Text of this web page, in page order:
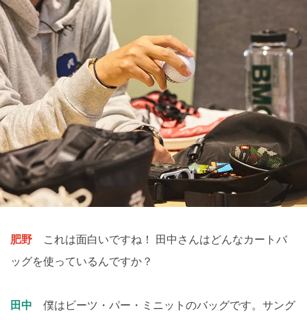
肥野 これは面白いですね！ 田中さんはどんなカートバ
ッグを使っているんですか？
田中 僕はビーツ・パー・ミニットのバッグです。サング